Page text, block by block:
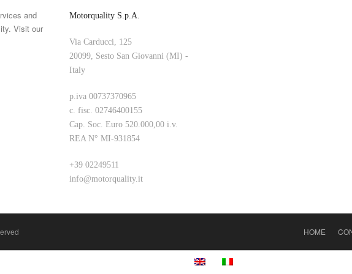
and
Visit our
Motorquality S.p.A.
Via Carducci, 125
20099, Sesto San Giovanni (MI) -
Italy
p.iva 00737370965
c. fisc. 02746400155
Cap. Soc. Euro 520.000,00 i.v.
REA N° MI-931854
+39 02249511
info@motorquality.it
HOME